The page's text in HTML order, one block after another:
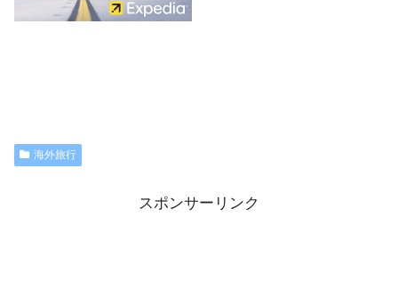
海外旅行
スポンサーリンク